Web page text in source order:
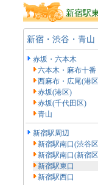
新宿駅
新宿・渋谷・青山
赤坂・六本木
六本木・麻布十番
西麻布・広尾(港
赤坂(港区)
赤坂(千代田区)
青山
新宿駅周辺
新宿駅南口(渋谷
新宿駅南口(新宿
新宿駅東口
新宿駅西口